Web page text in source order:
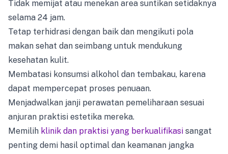
Tidak memijat atau menekan area suntikan setidaknya
selama 24 jam.
Tetap terhidrasi dengan baik dan mengikuti pola
makan sehat dan seimbang untuk mendukung
kesehatan kulit.
Membatasi konsumsi alkohol dan tembakau, karena
dapat mempercepat proses penuaan.
Menjadwalkan janji perawatan pemeliharaan sesuai
anjuran praktisi estetika mereka.
Memilih klinik dan praktisi yang berkualifikasi sangat
penting demi hasil optimal dan keamanan jangka